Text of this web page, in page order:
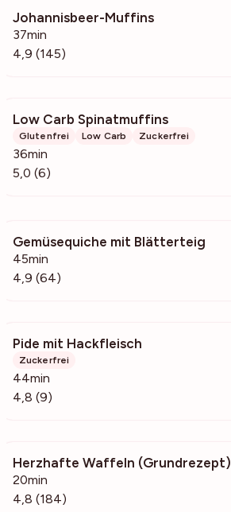
Johannisbeer-Muffins
37min
4,9 (145)
Low Carb Spinatmuffins
Glutenfrei Low Carb Zuckerfrei
36min
5,0 (6)
Gemüsequiche mit Blätterteig
45min
4,9 (64)
Pide mit Hackfleisch
Zuckerfrei
44min
4,8 (9)
Herzhafte Waffeln (Grundrezept)
20min
4,8 (184)